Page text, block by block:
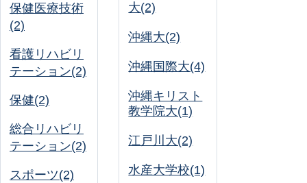
保健医療技術
(2)
看護リハビリ
テーション(2)
保健(2)
総合リハビリ
テーション(2)
スポーツ(2)
大(2)
沖縄大(2)
沖縄国際大(4)
沖縄キリスト
教学院大(1)
江戸川大(2)
水産大学校(1)